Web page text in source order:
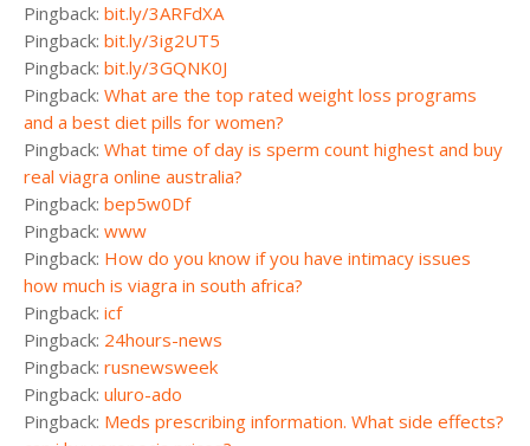
Pingback: bit.ly/3ARFdXA
Pingback: bit.ly/3ig2UT5
Pingback: bit.ly/3GQNK0J
Pingback: What are the top rated weight loss programs
and a best diet pills for women?
Pingback: What time of day is sperm count highest and buy
real viagra online australia?
Pingback: bep5w0Df
Pingback: www
Pingback: How do you know if you have intimacy issues
how much is viagra in south africa?
Pingback: icf
Pingback: 24hours-news
Pingback: rusnewsweek
Pingback: uluro-ado
Pingback: Meds prescribing information. What side effects?